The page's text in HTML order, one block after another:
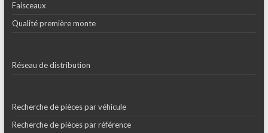
Faisceaux
Qualité première monte
Réseau de distribution
Recherche de pièces par véhicule
Recherche de pièces par référence